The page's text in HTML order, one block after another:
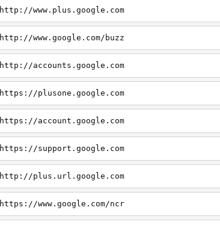
http://www.plus.google.com
http://www.google.com/buzz
http://accounts.google.com
https://plusone.google.com
https://account.google.com
https://support.google.com
http://plus.url.google.com
https://www.google.com/ncr